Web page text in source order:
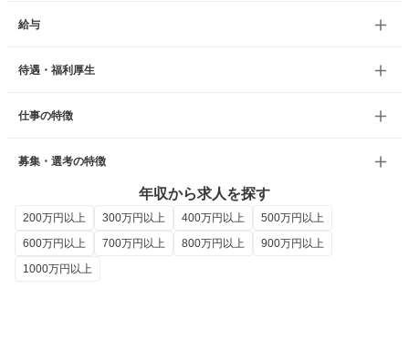
給与
待遇・福利厚生
仕事の特徴
募集・選考の特徴
年収から求人を探す
200万円以上 300万円以上 400万円以上
500万円以上
600万円以上
700万円以上 800万円以上
900万円以上
1000万円以上